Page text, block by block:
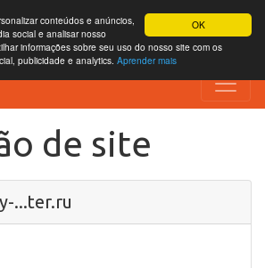
OK
conteúdos e anúncios,
social e analisar nosso
informações sobre seu uso do nosso site com os
publicidade e analytics. Aprender mais
de site
...ter.ru